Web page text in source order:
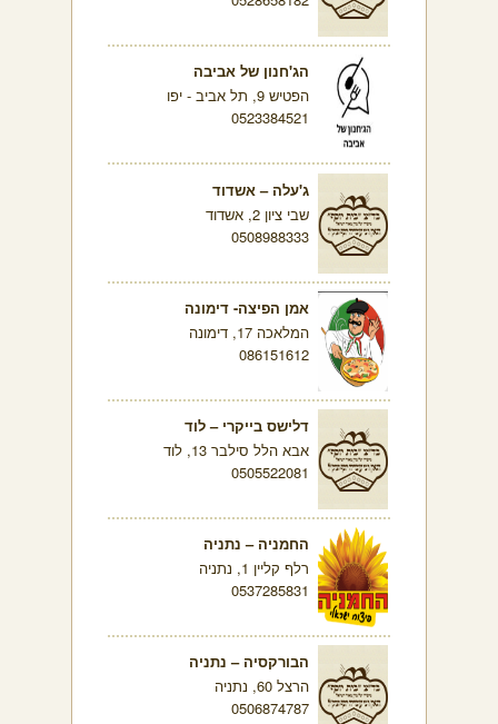
הג'חנון של אביבה
הפטיש 9, תל אביב - יפו
0523384521
ג'עלה – אשדוד
שבי ציון 2, אשדוד
0508988333
אמן הפיצה- דימונה
המלאכה 17, דימונה
086151612
דלישס בייקרי – לוד
אבא הלל סילבר 13, לוד
0505522081
החמניה – נתניה
רלף קליין 1, נתניה
0537285831
הבורקסיה – נתניה
הרצל 60, נתניה
0506874787